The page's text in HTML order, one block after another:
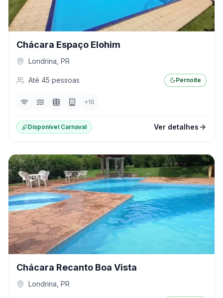
Chácara Espaço Elohim
Londrina PR
Até 45 pessoas Pernoite
+10
Disponível Carnaval Ver detalhes
Chácara Recanto Boa Vista
Londrina PR